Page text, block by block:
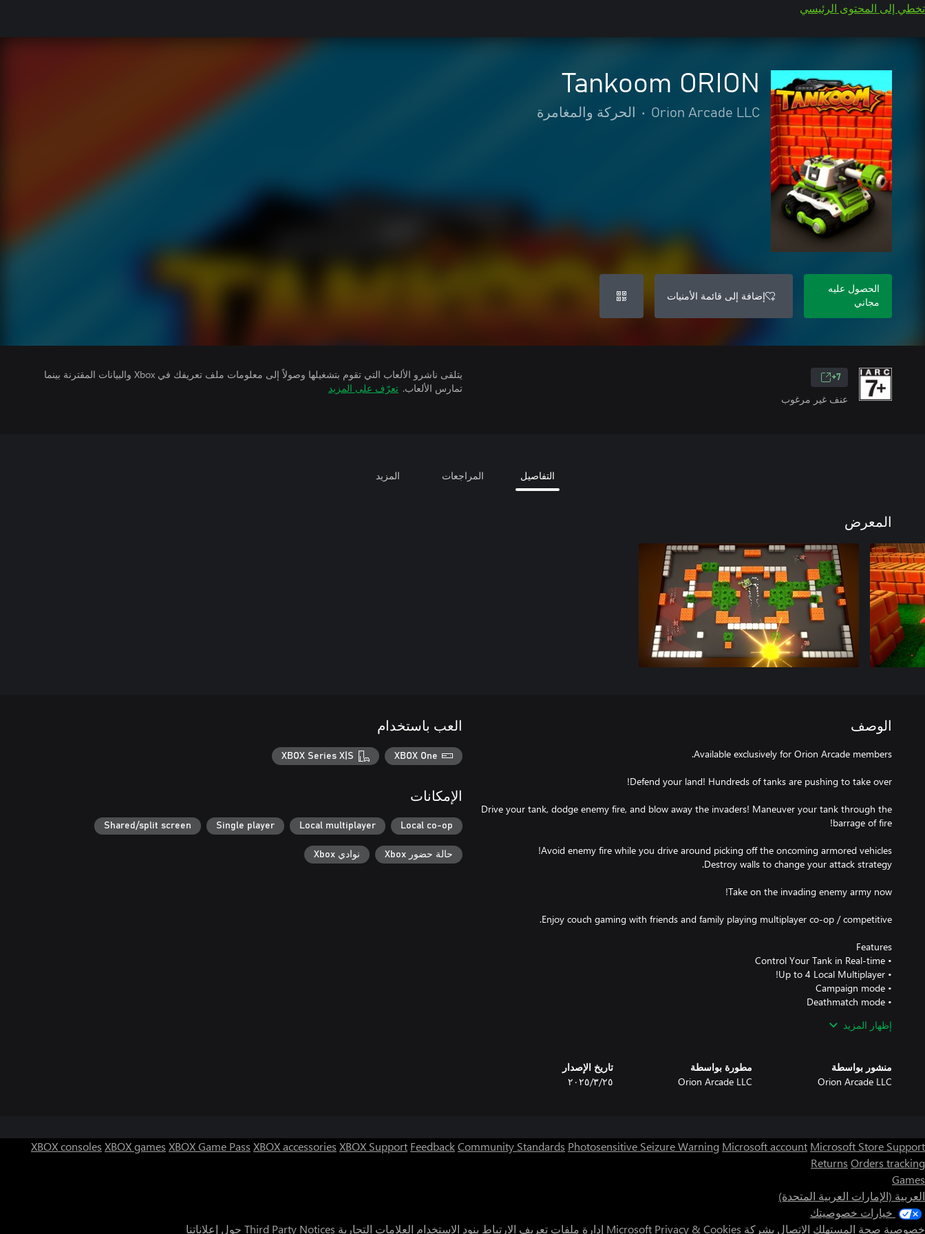
تخطي إلى المحتوى الرئيسي
Tankoom ORION
Orion Arcade LLC
• الحركة والمغامرة
الحصول عليه
مجاني
إضافة إلى قائمة الأمنيات
7+
عنف غير مرغوب
يتلقى ناشرو الألعاب التي تقوم بتشغيلها وصولاً إلى معلومات ملف تعريفك في Xbox والبيانات المقترنة بينما
تمارس الألعاب. تعرّف على المزيد
التفاصيل المراجعات المزيد
المعرض
الوصف
Drive your tank, dodge enemy fire, and blow away the invaders! Maneuver your tank through the
إظهار المزيد
منشور بواسطة
Orion Arcade LLC
مطورة بواسطة
Orion Arcade LLC
تاريخ الإصدار
٢٥‏/٣‏/٢٠٢٥
العب باستخدام
XBOX One
XBOX Series X|S
الإمكانات
Local co-op
Local multiplayer
Single player
Shared/split screen
حالة حضور Xbox نوادي Xbox
XBOX consoles XBOX games XBOX Game Pass XBOX accessories XBOX Support FeedbackCommunity Standards Photosensitive Seizure Warning Microsoft account Microsoft Store Support
Returns Orders tracking
Games
العربية (الإمارات العربية المتحدة)
خيارات خصوصيتك
خصوصية صحة المستهلك الاتصال بشركة Microsoft Privacy & Cookies إدارة ملفات تعريف الارتباط بنود الاستخدام العلامات التجارية Third Party Notices حول إعلاناتنا